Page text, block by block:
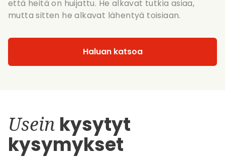
että heitä on huijattu. He alkavat tutkia asiaa,
mutta sitten he alkavat lähentyä toisiaan.
Haluan katsoa
Usein kysytyt
kysymykset